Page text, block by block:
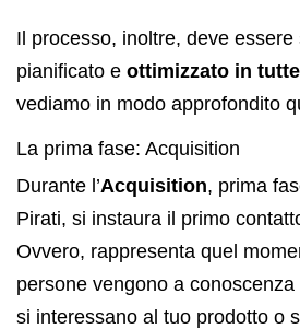
Il processo, inoltre, deve
pianificato e ottimizzato in
vediamo in modo approfondito
La prima fase: Acquisition
Durante l’Acquisition, prima
Pirati, si instaura il primo
Ovvero, rappresenta quel
persone vengono a
si interessano al tuo prodotto o